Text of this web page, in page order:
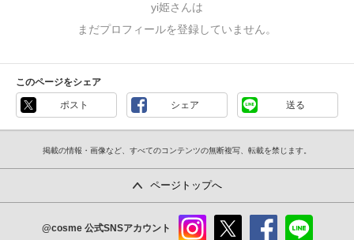
yi姫さんは
まだプロフィールを登録していません。
このページをシェア
ポスト シェア 送る
掲載の情報・画像など、すべてのコンテンツの無断複写、転載を禁じます。
ページトップへ
@cosme 公式SNSアカウント